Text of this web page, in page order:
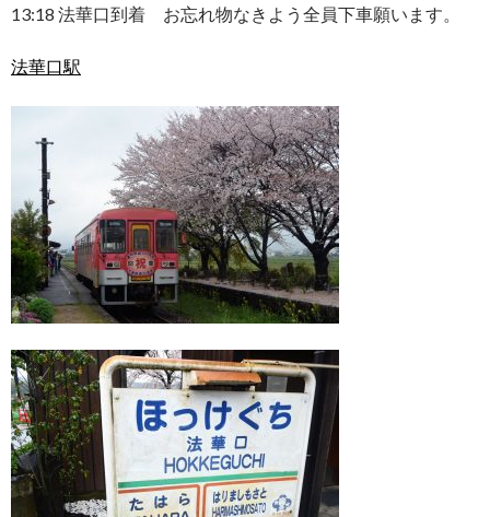
13:18 法華口到着 お忘れ物なきよう全員下車願います。
法華口駅